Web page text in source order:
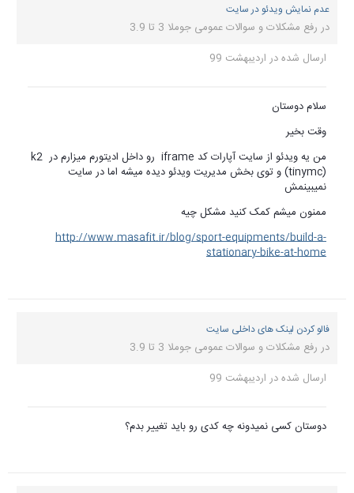
عدم نمایش ویدئو در سایت
در رفع مشکلات و سوالات عمومی جوملا 3 تا 3.9
ارسال شده در اردیبهشت 99
سلام دوستان
وقت بخیر
من یه ویدئو از سایت آپارات کد iframe رو داخل ادیتورم میزارم در k2
(tinymc) و توی بخش مدیریت ویدئو دیده میشه اما در سایت
نمیبینمش
ممنون میشم کمک کنید مشکل چیه
http://www.masafit.ir/blog/sport-equipments/build-a-
stationary-bike-at-home
فالو کردن لینک های داخلی سایت
در رفع مشکلات و سوالات عمومی جوملا 3 تا 3.9
ارسال شده در اردیبهشت 99
دوستان کسی نمیدونه چه کدی رو باید تغییر بدم؟